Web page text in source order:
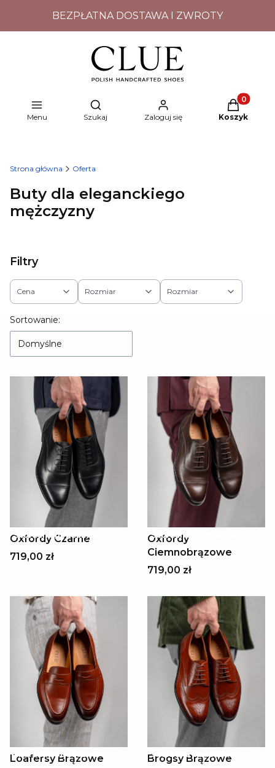
BEZPŁATNA DOSTAWA I ZWROTY
Menu
Otwórz wyszukiwarkę
Szukaj Zaloguj się
Produkty
Koszyk
Strona główna Oferta
Buty dla eleganckiego
mężczyzny
Filtry
Cena Rozmiar Rozmiar
Koniec filtrów
Sortowanie:
Domyślne
Skórzana podeszwa
Oxfordy Czarne
719,00 zł
Skórzana podeszwa
Oxfordy
Ciemnobrązowe
719,00 zł
Skórzana podeszwa
Loafersy Brązowe
Skórzana podeszwa
Brogsy Brązowe